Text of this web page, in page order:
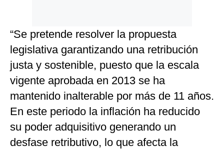
“Se pretende resolver la propuesta
legislativa garantizando una retribución
justa y sostenible, puesto que la escala
vigente aprobada en 2013 se ha
mantenido inalterable por más de 11 años.
En este periodo la inflación ha reducido
su poder adquisitivo generando un
desfase retributivo, lo que afecta la